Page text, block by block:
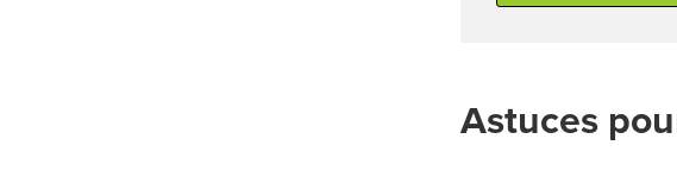
Astuces